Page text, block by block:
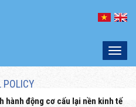
Toggle
POLICY
hành động cơ cấu lại nền kinh tế